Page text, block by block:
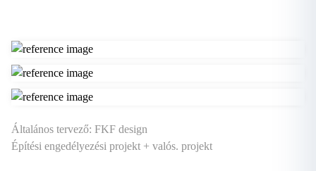
Általános tervező: FKF design
Építési engedélyezési projekt + valós. projekt